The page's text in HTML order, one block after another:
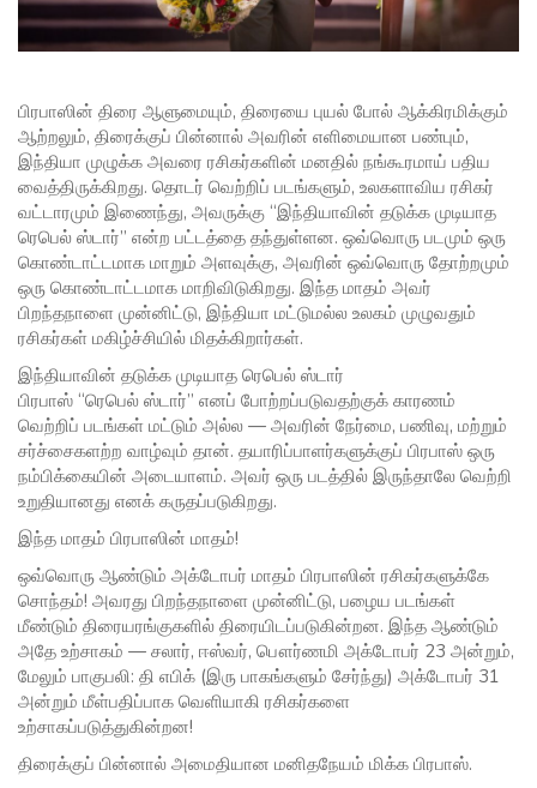
பிரபாஸின் திரை ஆளுமையும், திரையை புயல் போல் ஆக்கிரமிக்கும்
ஆற்றலும், திரைக்குப் பின்னால் அவரின் எளிமையான பண்பும்,
இந்தியா முழுக்க அவரை ரசிகர்களின் மனதில் நங்கூரமாய் பதிய
வைத்திருக்கிறது. தொடர் வெற்றிப் படங்களும், உலகளாவிய ரசிகர்
வட்டாரமும் இணைந்து, அவருக்கு “இந்தியாவின் தடுக்க முடியாத
ரெபெல் ஸ்டார்” என்ற பட்டத்தை தந்துள்ளன. ஒவ்வொரு படமும் ஒரு
கொண்டாட்டமாக மாறும் அளவுக்கு, அவரின் ஒவ்வொரு தோற்றமும்
ஒரு கொண்டாட்டமாக மாறிவிடுகிறது. இந்த மாதம் அவர்
பிறந்தநாளை முன்னிட்டு, இந்தியா மட்டுமல்ல உலகம் முழுவதும்
ரசிகர்கள் மகிழ்ச்சியில் மிதக்கிறார்கள்.
இந்தியாவின் தடுக்க முடியாத ரெபெல் ஸ்டார்
பிரபாஸ் “ரெபெல் ஸ்டார்” எனப் போற்றப்படுவதற்குக் காரணம்
வெற்றிப் படங்கள் மட்டும் அல்ல — அவரின் நேர்மை, பணிவு, மற்றும்
சர்ச்சைகளற்ற வாழ்வும் தான். தயாரிப்பாளர்களுக்குப் பிரபாஸ் ஒரு
நம்பிக்கையின் அடையாளம். அவர் ஒரு படத்தில் இருந்தாலே வெற்றி
உறுதியானது எனக் கருதப்படுகிறது.
இந்த மாதம் பிரபாஸின் மாதம்!
ஒவ்வொரு ஆண்டும் அக்டோபர் மாதம் பிரபாஸின் ரசிகர்களுக்கே
சொந்தம்! அவரது பிறந்தநாளை முன்னிட்டு, பழைய படங்கள்
மீண்டும் திரையரங்குகளில் திரையிடப்படுகின்றன. இந்த ஆண்டும்
அதே உற்சாகம் — சலார், ஈஸ்வர், பௌர்ணமி அக்டோபர் 23 அன்றும்,
மேலும் பாகுபலி: தி எபிக் (இரு பாகங்களும் சேர்ந்து) அக்டோபர் 31
அன்றும் மீள்பதிப்பாக வெளியாகி ரசிகர்களை
உற்சாகப்படுத்துகின்றன!
திரைக்குப் பின்னால் அமைதியான மனிதநேயம் மிக்க பிரபாஸ்.